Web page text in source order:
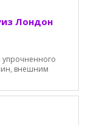
Лондон
упрочненного
внешним